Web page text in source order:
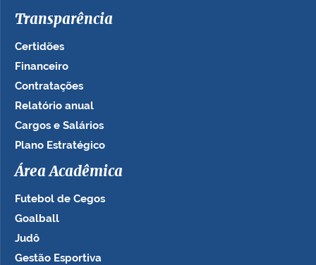
Transparência
Certidões
Financeiro
Contratações
Relatório anual
Cargos e Salários
Plano Estratégico
Área Acadêmica
Futebol de Cegos
Goalball
Judô
Gestão Esportiva